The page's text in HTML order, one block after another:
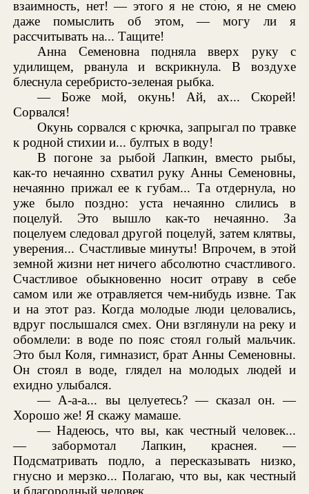
взаимность, нет! — этого я не сто́ю, я не смею
даже помыслить об этом, — могу ли я
рассчитывать на... Тащите!
Анна Семеновна подняла вверх руку с
удилищем, рванула и вскрикнула. В воздухе
блеснула серебристо-зеленая рыбка.
— Боже мой, окунь! Ай, ах... Скорей!
Сорвался!
Окунь сорвался с крючка, запрыгал по травке
к родной стихии и... бултых в воду!
В погоне за рыбой Лапкин, вместо рыбы,
как-то нечаянно схватил руку Анны Семеновны,
нечаянно прижал ее к губам... Та отдернула, но
уже было поздно: уста нечаянно слились в
поцелуй. Это вышло как-то нечаянно. За
поцелуем следовал другой поцелуй, затем клятвы,
уверения... Счастливые минуты! Впрочем, в этой
земной жизни нет ничего абсолютно счастливого.
Счастливое обыкновенно носит отраву в себе
самом или же отравляется чем-нибудь извне. Так
и на этот раз. Когда молодые люди целовались,
вдруг послышался смех. Они взглянули на реку и
обомлели: в воде по пояс стоял голый мальчик.
Это был Коля, гимназист, брат Анны Семеновны.
Он стоял в воде, глядел на молодых людей и
ехидно улыбался.
— А-а-а... вы целуетесь? — сказал он. —
Хорошо же! Я скажу мамаше.
— Надеюсь, что вы, как честный человек...
— забормотал Лапкин, краснея. —
Подсматривать подло, а пересказывать низко,
гнусно и мерзко... Полагаю, что вы, как честный
и благородный человек...